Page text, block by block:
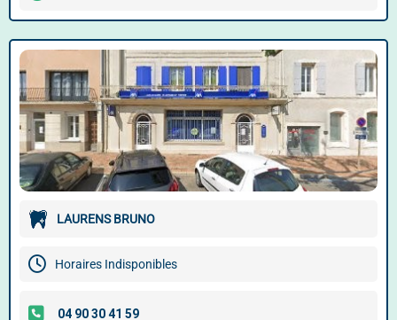
LAURENS BRUNO
Horaires Indisponibles